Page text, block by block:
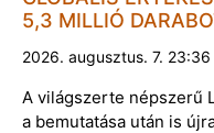
5,3 MILLIÓ
2026. augusztus. 7. 23:36
A világszerte népszerű
a bemutatása után is